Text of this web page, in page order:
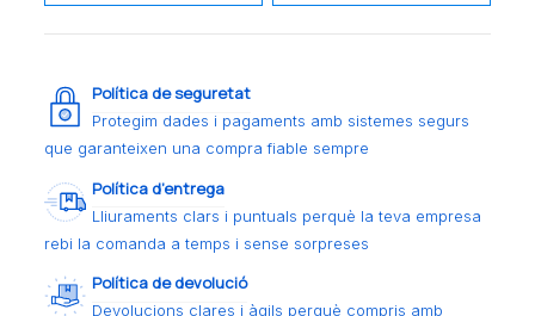
Política de seguretat
Protegim dades i pagaments amb sistemes segurs
que garanteixen una compra fiable sempre
Política d’entrega
Lliuraments clars i puntuals perquè la teva empresa
rebi la comanda a temps i sense sorpreses
Política de devolució
Devolucions clares i àgils perquè compris amb